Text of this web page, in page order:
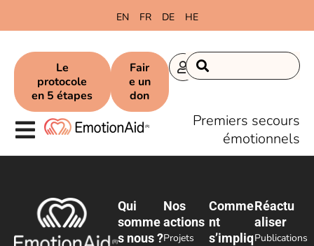
EN FR DE HE
Premiers secours
émotionnels
Le
protocole
en 5 étapes
Fair
e un
don
Qui
somme
s nous ?
Nos
actions
Projets
Comme
nt
s’impliq
Réactu
aliser
Publications